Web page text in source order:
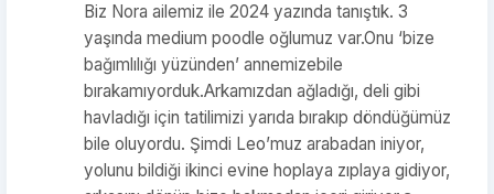
Biz Nora ailemiz ile 2024 yazında tanıştık. 3
yaşında medium poodle oğlumuz var.Onu ‘bize
bağımlılığı yüzünden’ annemizebile
bırakamıyorduk.Arkamızdan ağladığı, deli gibi
havladığı için tatilimizi yarıda bırakıp döndüğümüz
bile oluyordu. Şimdi Leo’muz arabadan iniyor,
yolunu bildiği ikinci evine hoplaya zıplaya gidiyor,